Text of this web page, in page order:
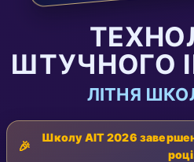
ШТУЧНОГО
ЛІТНЯ
🎉
Школу AIT 2026